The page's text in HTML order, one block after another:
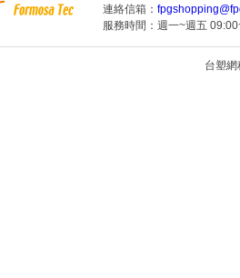
連絡信箱：
服務時間：週一~週五
台塑